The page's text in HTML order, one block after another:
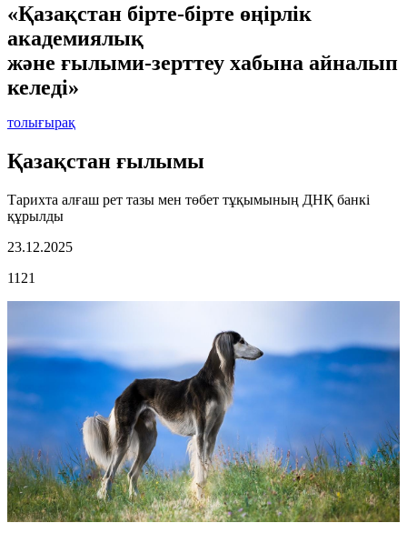
«Қазақстан бірте-бірте өңірлік
академиялық
және ғылыми-зерттеу хабына айналып
келеді»
толығырақ
Қазақстан ғылымы
Тарихта алғаш рет тазы мен төбет тұқымының ДНҚ банкі
құрылды
23.12.2025
1121